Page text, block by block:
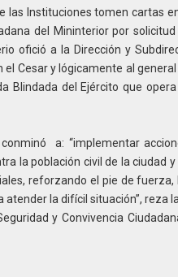
las Instituciones tomen cartas
del Mininterior por
ofició a la Dirección y
Cesar y lógicamente al
Blindada del Ejército que
a: “implementar
la población civil de la ciudad
reforzando el pie de
la difícil situación”, reza
y Convivencia